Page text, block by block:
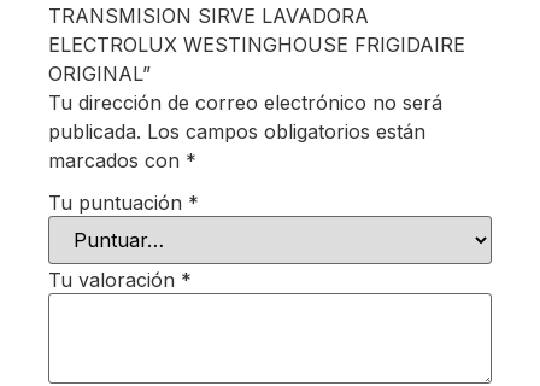
TRANSMISION SIRVE LAVADORA
ELECTROLUX WESTINGHOUSE FRIGIDAIRE
ORIGINAL”
Tu dirección de correo electrónico no será
publicada. Los campos obligatorios están
marcados con *
Tu puntuación *
Tu valoración *